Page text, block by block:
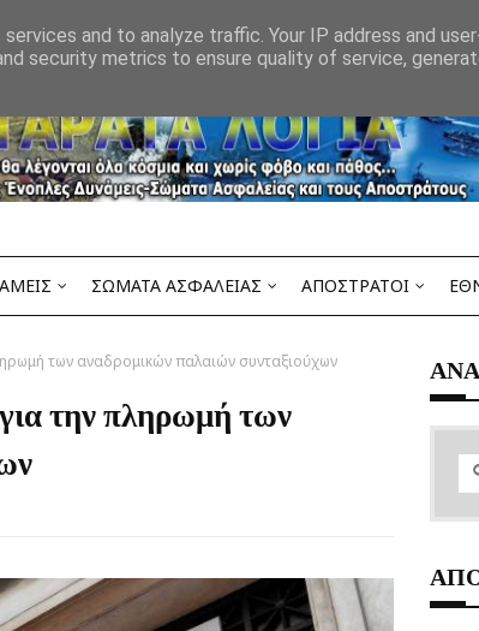
ΣΩΜΑΤΑ ΑΣΦΑΛΕΙΑΣ ΑΠΟΣΤΡΑΤΟΙ
των αναδρομικών παλαιών συνταξιούχων
την πληρωμή των
and to analyze traffic. Your IP address and
security metrics to ensure quality of service,